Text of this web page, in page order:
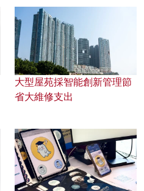
大型屋苑採智能創新管理節
省大維修支出